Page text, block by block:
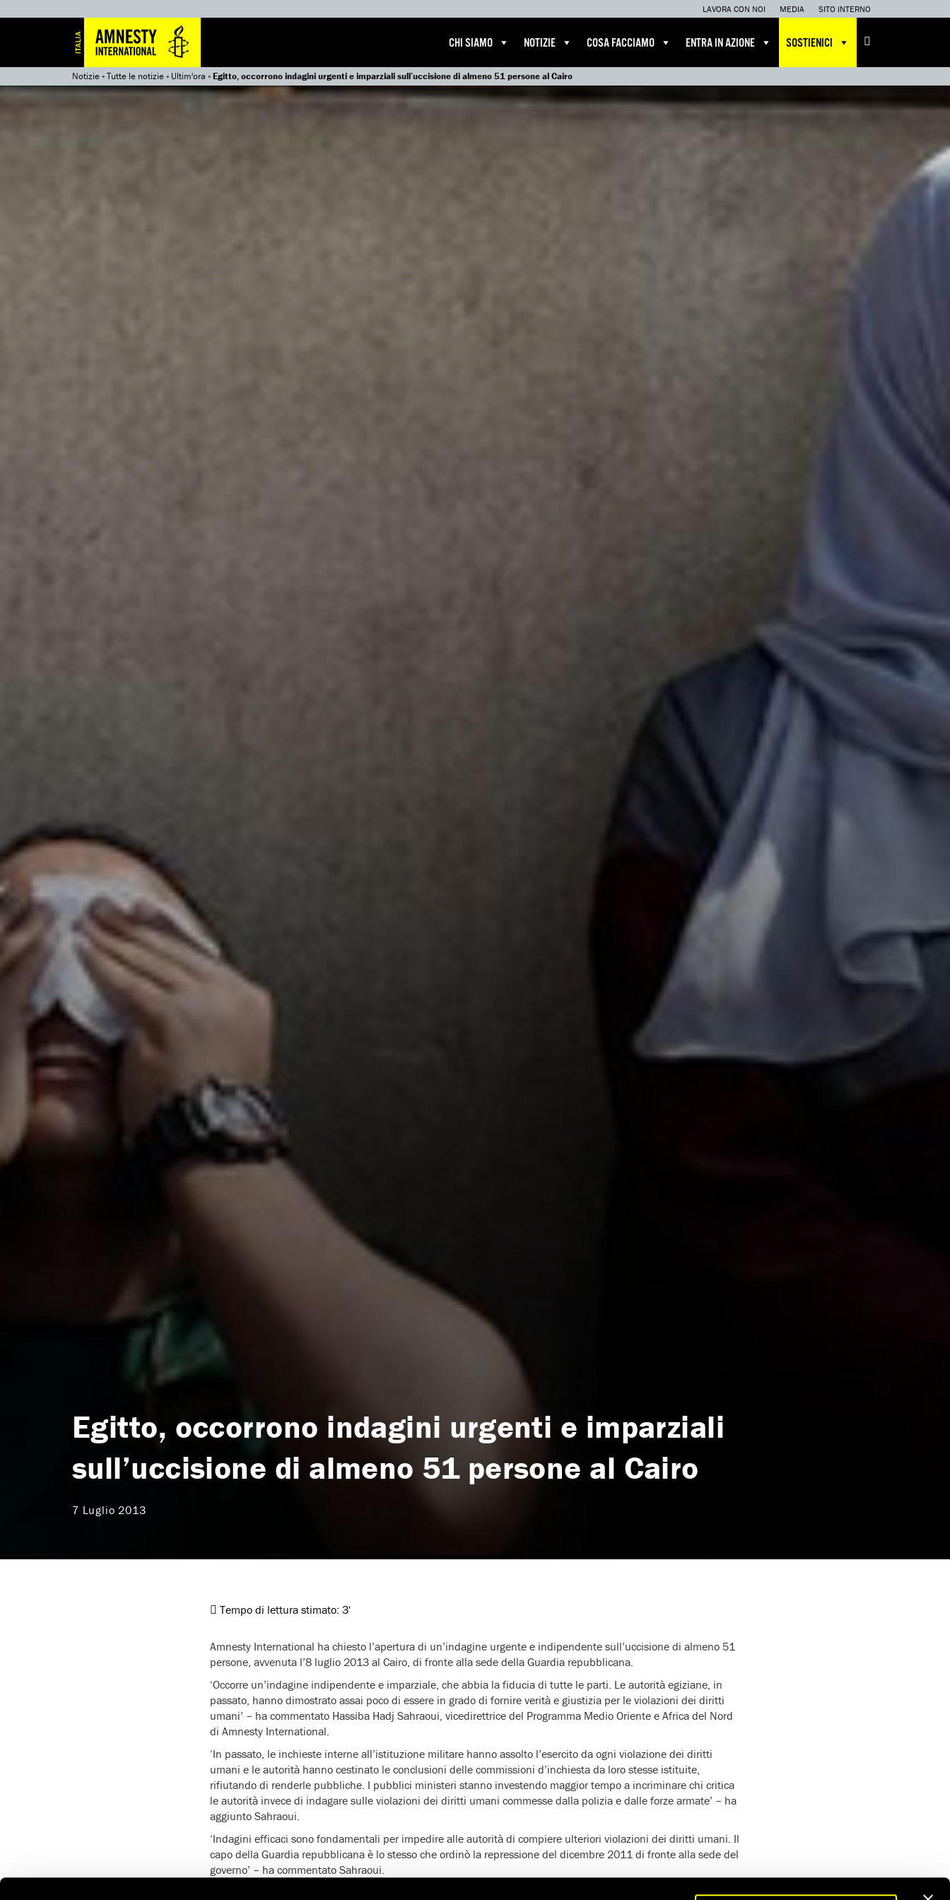
LAVORA CON NOI MEDIA SITO INTERNO
CHI SIAMO NOTIZIE COSA FACCIAMO ENTRA IN AZIONE SOSTIENICI
Notizie»Tutte le notizie» Ultim'ora »Egitto, occorrono indagini urgenti e imparziali sull’uccisione di almeno 51 persone al Cairo
Egitto, occorrono indagini urgenti e imparziali
sull’uccisione di almeno 51 persone al Cairo
7 Luglio 2013
Tempo di lettura stimato: 3'
Amnesty International ha chiesto l’apertura di un’indagine urgente e indipendente sull’uccisione di almeno 51
persone, avvenuta l’8 luglio 2013 al Cairo, di fronte alla sede della Guardia repubblicana.
‘Occorre un’indagine indipendente e imparziale, che abbia la fiducia di tutte le parti. Le autorità egiziane, in
passato, hanno dimostrato assai poco di essere in grado di fornire verità e giustizia per le violazioni dei diritti
umani’ – ha commentato Hassiba Hadj Sahraoui, vicedirettrice del Programma Medio Oriente e Africa del Nord
di Amnesty International.
‘In passato, le inchieste interne all’istituzione militare hanno assolto l’esercito da ogni violazione dei diritti
umani e le autorità hanno cestinato le conclusioni delle commissioni d’inchiesta da loro stesse istituite,
rifiutando di renderle pubbliche. I pubblici ministeri stanno investendo maggior tempo a incriminare chi critica
le autorità invece di indagare sulle violazioni dei diritti umani commesse dalla polizia e dalle forze armate’ – ha
aggiunto Sahraoui.
‘Indagini efficaci sono fondamentali per impedire alle autorità di compiere ulteriori violazioni dei diritti umani. Il
capo della Guardia repubblicana è lo stesso che ordinò la repressione del dicembre 2011 di fronte alla sede del
governo’ – ha commentato Sahraoui.
‘In un’atmosfera polarizzata e pregna di sfiducia, dev’essere fatto ogni sforzo per garantire che le indagini